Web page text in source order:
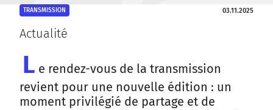
TRANSMISSION 03.11.2025
Actualité
L e rendez-vous de la transmission
revient pour une nouvelle édition : un
moment privilégié de partage et de